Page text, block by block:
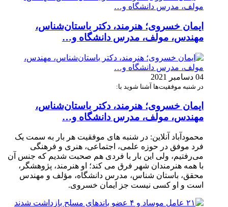
ایمان خسروی؛ هنرمند، دکتر باستان‌شناس،
مهندس، مولف، مدرس دانشگاه و…
04 دسامبر 2021
در شنبه موفقیت‌ها آشنا شوید با:
ایمان خسروی؛ هنرمند، دکتر باستان‌شناس،
مهندس، مولف، مدرس دانشگاه و…
محمودآباد آنلاین: در شنبه های موفقیت هر بار به سمت یک
فرد موفق در حوزه علمی، اجتماعی، هنری و فرهنگی
می‌رفتیم، ولی این بار با فردی هم صحبت شدیم که جنس آن
با همه هنرمندان شهر فرق می کند؛ او هنرمند، پژوهشگر،
محقق، باستان شناس، مدرس دانشگاه، مؤلف و مهندس
است و او کسی نیست جز ایمان خسروی.